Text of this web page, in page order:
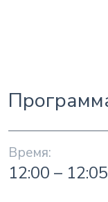
12:00 – 12:05